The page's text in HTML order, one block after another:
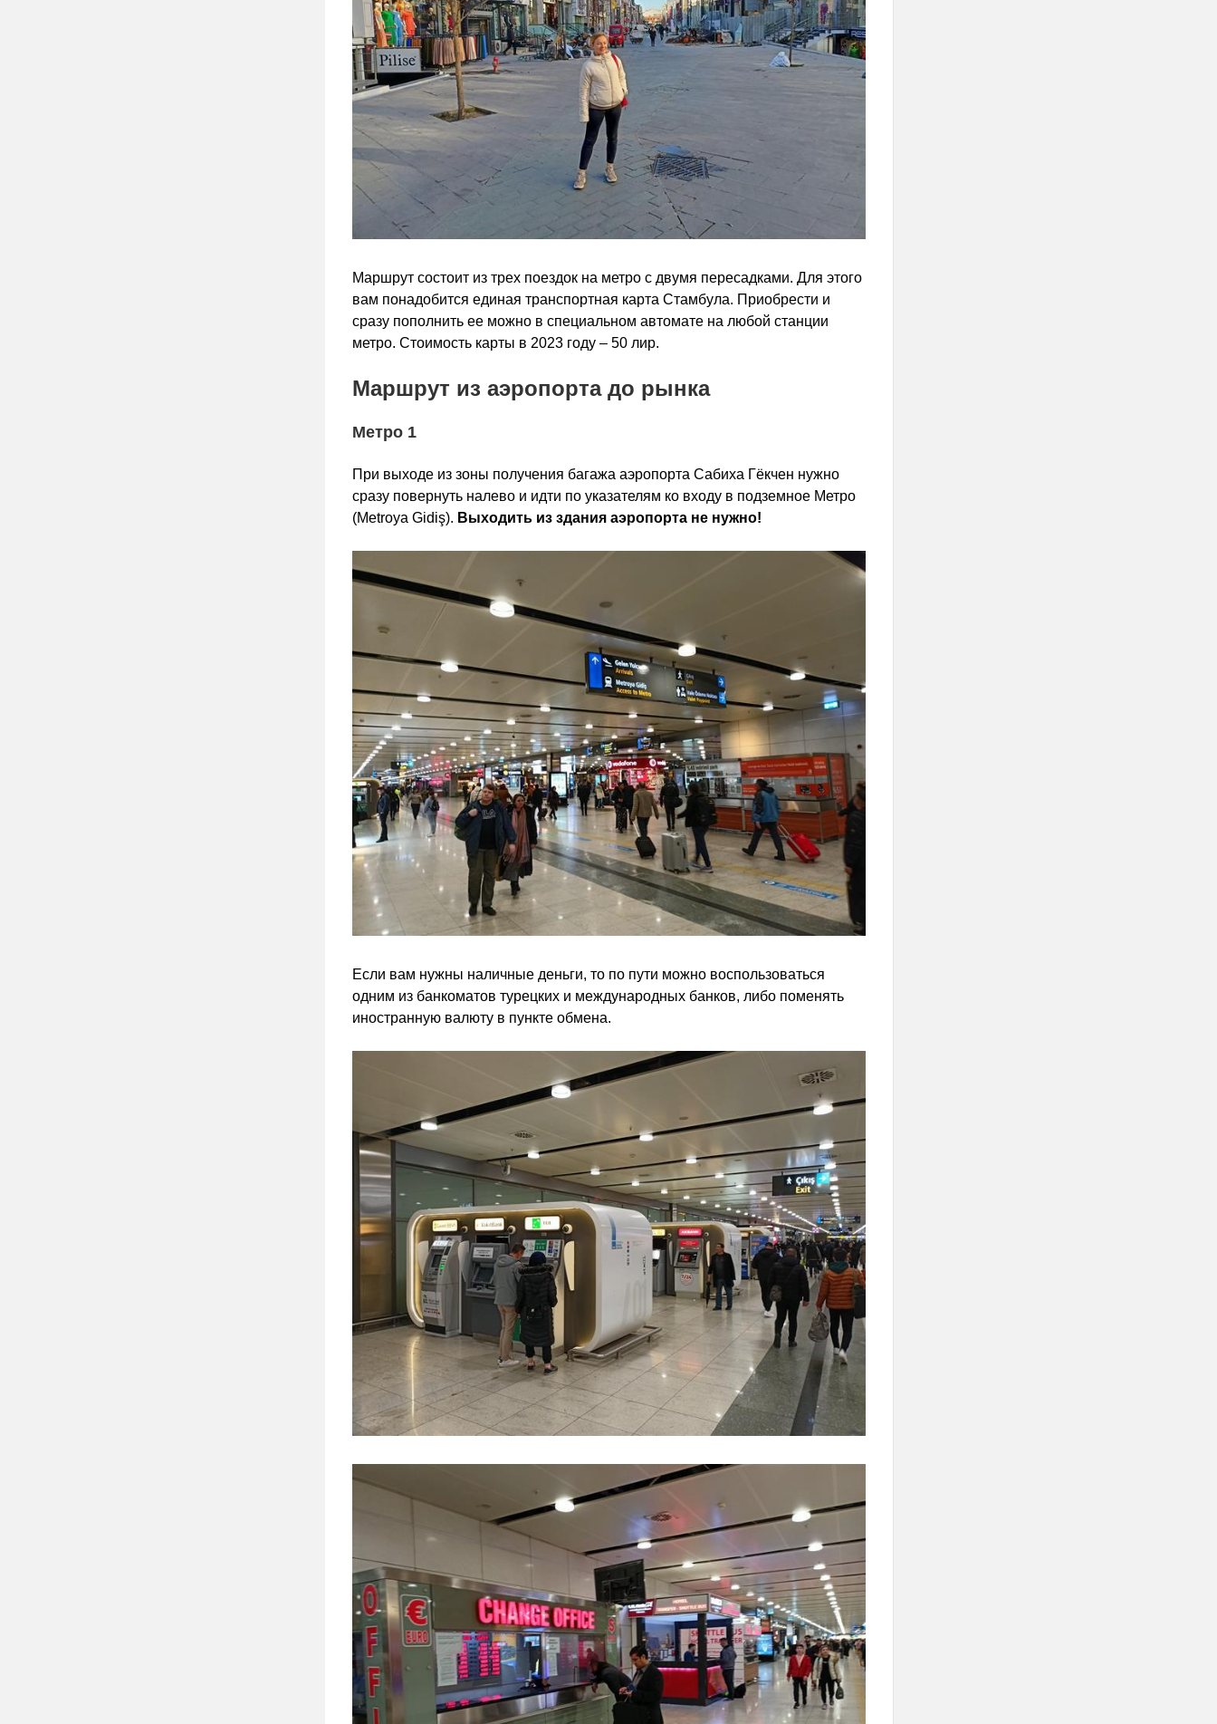
Маршрут состоит из трех поездок на метро с двумя пересадками. Для этого
вам понадобится единая транспортная карта Стамбула. Приобрести и
сразу пополнить ее можно в специальном автомате на любой станции
метро. Стоимость карты в 2023 году – 50 лир.
Маршрут из аэропорта до рынка
Метро 1
При выходе из зоны получения багажа аэропорта Сабиха Гёкчен нужно
сразу повернуть налево и идти по указателям ко входу в подземное Метро
(Metroya Gidiş). Выходить из здания аэропорта не нужно!
Если вам нужны наличные деньги, то по пути можно воспользоваться
одним из банкоматов турецких и международных банков, либо поменять
иностранную валюту в пункте обмена.